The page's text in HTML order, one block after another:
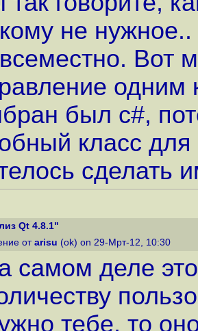
не
Вот
одним
был c#,
класс
сделать
Qt 4.8.1"
от arisu (ok) on 29-Мрт-12, 10:30
самом деле
тебе, то